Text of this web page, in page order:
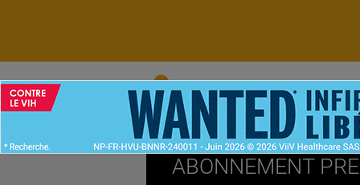
ACCUEIL
ABONNEMENT